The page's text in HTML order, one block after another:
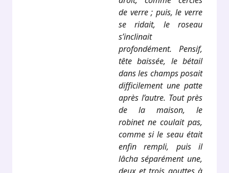
de verre ; puis, le verre
se ridait, le roseau
s’inclinait
profondément. Pensif,
tête baissée, le bétail
dans les champs posait
difficilement une patte
après l’autre. Tout près
de la maison, le
robinet ne coulait pas,
comme si le seau était
enfin rempli, puis il
lâcha séparément une,